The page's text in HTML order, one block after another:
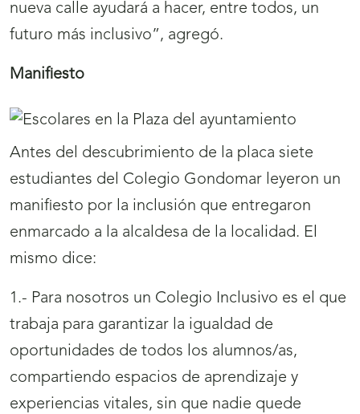
nueva calle ayudará a hacer, entre todos, un
futuro más inclusivo”, agregó.
Manifiesto
Antes del descubrimiento de la placa siete
estudiantes del Colegio Gondomar leyeron un
manifiesto por la inclusión que entregaron
enmarcado a la alcaldesa de la localidad. El
mismo dice:
1.- Para nosotros un Colegio Inclusivo es el que
trabaja para garantizar la igualdad de
oportunidades de todos los alumnos/as,
compartiendo espacios de aprendizaje y
experiencias vitales, sin que nadie quede